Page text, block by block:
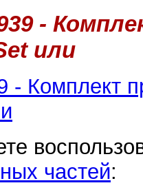
-
или
- Комплект
частей: